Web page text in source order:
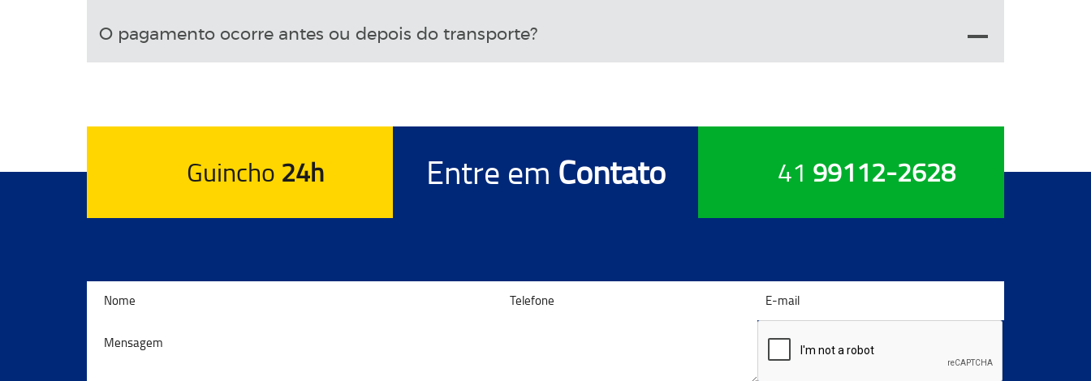
O pagamento ocorre antes ou depois do transporte?
Guincho 24h Entre em Contato 41 99112-2628